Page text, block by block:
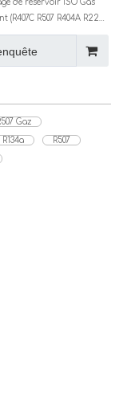
(R407C R507 R404A R22
R134A R410A)
Gaz
R134a R507